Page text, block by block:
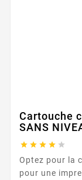
Cartouche
SANS
    
Optez pour la cartouche compatible HP 302 BK noir
pour une